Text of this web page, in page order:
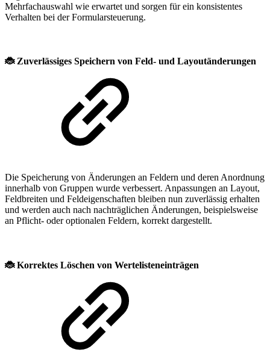
Mehrfachauswahl wie erwartet und sorgen für ein konsistentes
Verhalten bei der Formularsteuerung.
🐞 Zuverlässiges Speichern von Feld- und Layoutänderungen
Die Speicherung von Änderungen an Feldern und deren Anordnung
innerhalb von Gruppen wurde verbessert. Anpassungen an Layout,
Feldbreiten und Feldeigenschaften bleiben nun zuverlässig erhalten
und werden auch nach nachträglichen Änderungen, beispielsweise
an Pflicht- oder optionalen Feldern, korrekt dargestellt.
🐞Korrektes Löschen von Wertelisteneinträgen